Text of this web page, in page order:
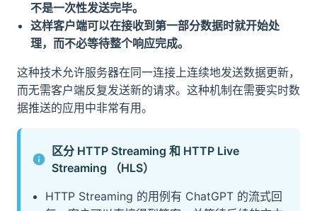
不是一次性发送完毕。
这样客户端可以在接收到第一部分数据时就开始处
理，而不必等待整个响应完成。
这种技术允许服务器在同一连接上连续地发送数据更新，
而无需客户端反复发送新的请求。这种机制在需要实时数
据推送的应用中非常有用。
区分 HTTP Streaming 和 HTTP Live
Streaming （HLS）
HTTP Streaming 的用例有 ChatGPT 的流式回